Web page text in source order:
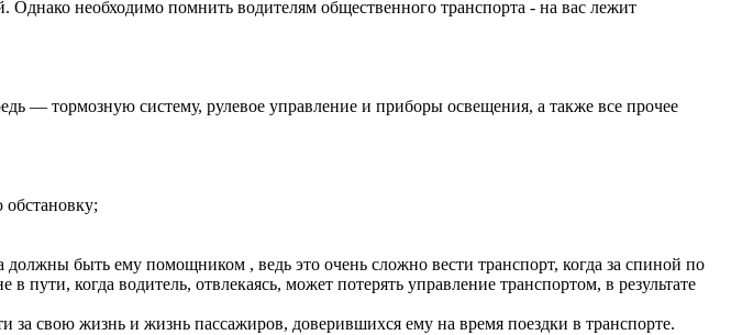
Однако необходимо помнить водителям общественного транспорта - на вас лежит
— тормозную систему, рулевое управление и приборы освещения, а также все прочее
быть ему помощником , ведь это очень сложно вести транспорт, когда за спиной по
пути, когда водитель, отвлекаясь, может потерять управление транспортом, в результате
за свою жизнь и жизнь пассажиров, доверившихся ему на время поездки в транспорте.